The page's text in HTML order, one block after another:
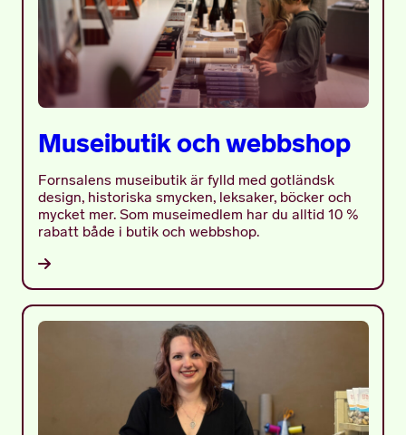
Museibutik och webbshop
Fornsalens museibutik är fylld med gotländsk
design, historiska smycken, leksaker, böcker och
mycket mer. Som museimedlem har du alltid 10 %
rabatt både i butik och webbshop.